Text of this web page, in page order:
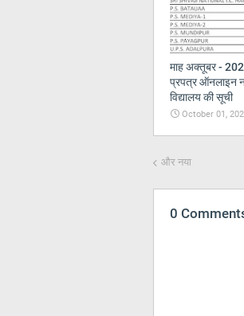
माह अक्‍तूबर -
प्रपत्र ऑनलाइन
विद्यालय की सूची
October 01,
और नया
0